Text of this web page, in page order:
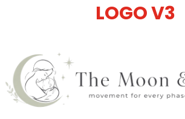
LOGO V3